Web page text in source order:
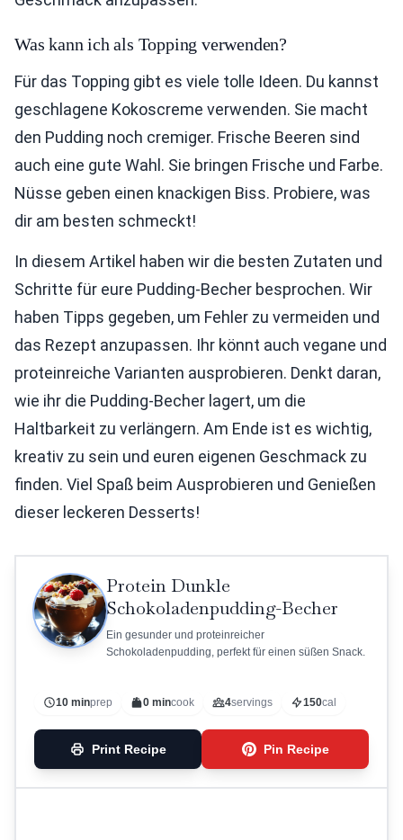
Was kann ich als Topping verwenden?
Für das Topping gibt es viele tolle Ideen. Du kannst
geschlagene Kokoscreme verwenden. Sie macht
den Pudding noch cremiger. Frische Beeren sind
auch eine gute Wahl. Sie bringen Frische und Farbe.
Nüsse geben einen knackigen Biss. Probiere, was
dir am besten schmeckt!
In diesem Artikel haben wir die besten Zutaten und
Schritte für eure Pudding-Becher besprochen. Wir
haben Tipps gegeben, um Fehler zu vermeiden und
das Rezept anzupassen. Ihr könnt auch vegane und
proteinreiche Varianten ausprobieren. Denkt daran,
wie ihr die Pudding-Becher lagert, um die
Haltbarkeit zu verlängern. Am Ende ist es wichtig,
kreativ zu sein und euren eigenen Geschmack zu
finden. Viel Spaß beim Ausprobieren und Genießen
dieser leckeren Desserts!
Protein Dunkle
Schokoladenpudding-Becher
Ein gesunder und proteinreicher
Schokoladenpudding, perfekt für einen süßen Snack.
10 minprep 0 mincook 4servings 150cal
Print Recipe Pin Recipe